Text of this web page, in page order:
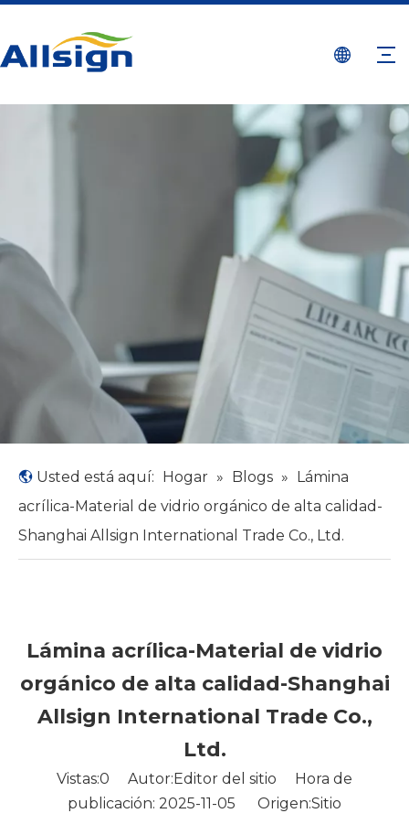
Usted está aquí: Hogar » Blogs » Lámina
acrílica-Material de vidrio orgánico de alta calidad-
Shanghai Allsign International Trade Co., Ltd.
Lámina acrílica-Material de vidrio
orgánico de alta calidad-Shanghai
Allsign International Trade Co.,
Ltd.
Vistas:0 Autor:Editor del sitio Hora de
publicación: 2025-11-05 Origen:Sitio